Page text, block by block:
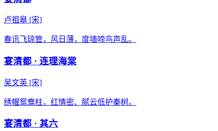
卢祖皋 [宋]
春讯飞琼管，风日薄，度墙啼鸟声乱。
宴清都 · 连理海棠
吴文英 [宋]
绣幄鸳鸯柱，红情密、腻云低护秦树。
宴清都 · 其六